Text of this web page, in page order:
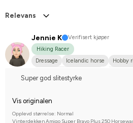
Relevans
Jennie K
Verifisert kjøper
Hiking Racer
Dressage
Icelandic horse Hobby
Super god slitestyrke
Vis originalen
Opplevd størrelse: Normal
Vinterdekken Amigo Super Bravo Plus 250